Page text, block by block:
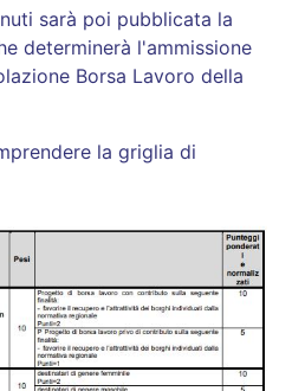
sarà poi pubblicata la
determinerà l'ammissione
Borsa Lavoro della
la griglia di